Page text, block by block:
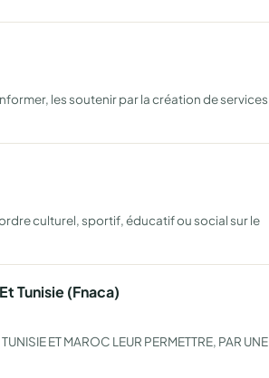
les soutenir par la création de services
culturel, sportif, éducatif ou social sur le
Tunisie (Fnaca)
ET MAROC LEUR PERMETTRE, PAR UNE